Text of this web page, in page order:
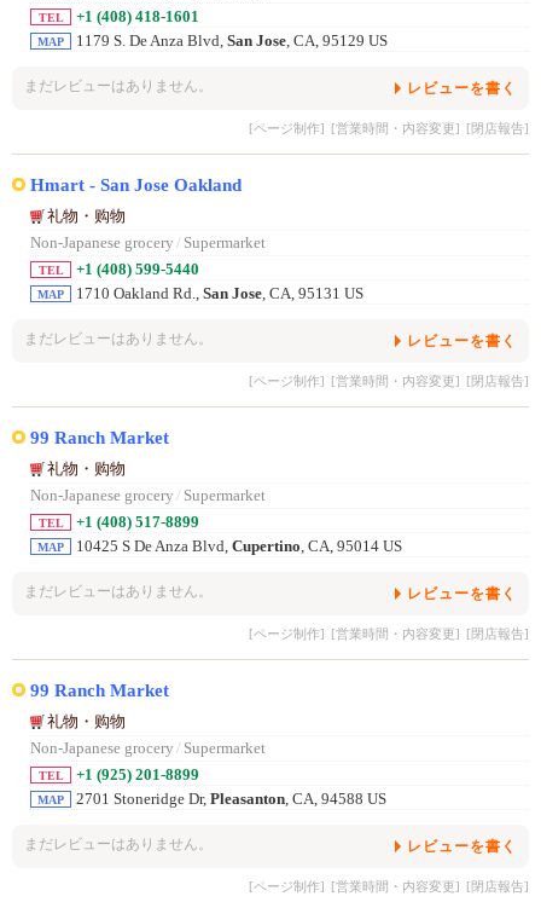
TEL +1 (408) 418-1601
MAP 1179 S. De Anza Blvd, San Jose , CA, 95129 US
まだレビューはありません。 レビューを書く
[ページ制作] [営業時間・内容変更] [閉店報告]
Hmart - San Jose Oakland
礼物・购物
Non-Japanese grocery / Supermarket
TEL +1 (408) 599-5440
MAP 1710 Oakland Rd., San Jose , CA, 95131 US
まだレビューはありません。 レビューを書く
[ページ制作] [営業時間・内容変更] [閉店報告]
99 Ranch Market
礼物・购物
Non-Japanese grocery / Supermarket
TEL +1 (408) 517-8899
MAP 10425 S De Anza Blvd, Cupertino , CA, 95014 US
まだレビューはありません。 レビューを書く
[ページ制作] [営業時間・内容変更] [閉店報告]
99 Ranch Market
礼物・购物
Non-Japanese grocery / Supermarket
TEL +1 (925) 201-8899
MAP 2701 Stoneridge Dr, Pleasanton , CA, 94588 US
まだレビューはありません。 レビューを書く
[ページ制作] [営業時間・内容変更] [閉店報告]